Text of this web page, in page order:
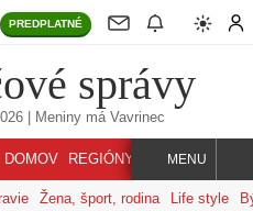
PREDPLATNÉ
správy
| Meniny má Vavrinec
DOMOV REGIÓNY INDEX SVET
MENU
Žena, šport, rodina Life style